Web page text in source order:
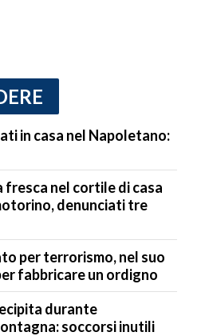
in casa nel Napoletano:
nel cortile di casa
denunciati tre
per terrorismo, nel suo
fabbricare un ordigno
durante
soccorsi inutili